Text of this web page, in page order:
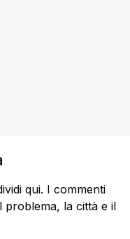
qui. I commenti
problema, la città e il